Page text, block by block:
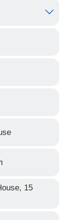
15